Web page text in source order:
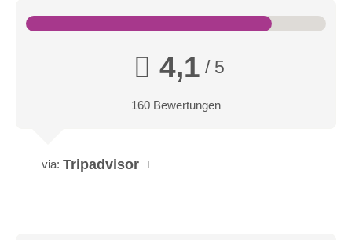
4,1 / 5
160 Bewertungen
via: Tripadvisor